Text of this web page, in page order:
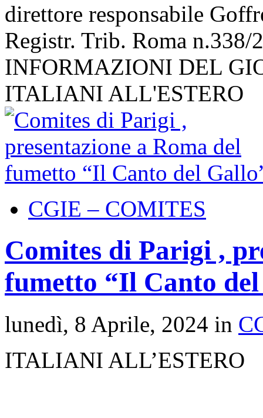
direttore responsabile
Registr. Trib. Roma n.338/
INFORMAZIONI DEL
ITALIANI ALL'ESTERO
CGIE – COMITES
Comites di Parigi ,
fumetto “Il Canto
lunedì, 8 Aprile, 2024 in
ITALIANI ALL’ESTERO